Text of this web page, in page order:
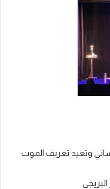
وتعيد تعريف الموت